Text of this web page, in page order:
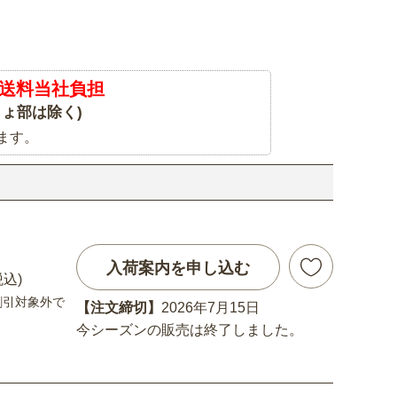
料当社負担
部は除く)
。
)
対象外で
入荷案内を申し込む
【注文締切】 2026年7月15日
今シーズンの販売は終了しました。